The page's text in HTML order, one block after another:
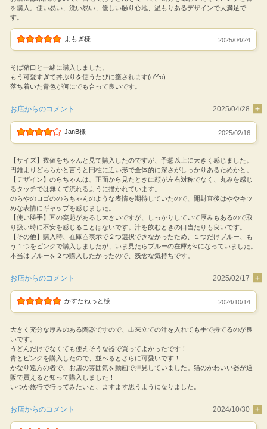
を購入。使い易い、洗い易い、優しい触り心地、温もりあるデザインで大満足で
す。
よもぎ様 2025/04/24
そば猪口と一緒に購入しました。
もう可愛すぎて丼ぶりを使うたびに癒されます(o^^o)
落ち着いた青色が何にでも合って良いです。
お店からのコメント 2025/04/28
JanB様 2025/02/16
【サイズ】数値をちゃんと見て購入したのですが、予想以上に大きく感じました。
円錐よりどちらかと言うと円柱に近い形で全体的に深さがしっかりあるためかと。
【デザイン】のらちゃんは、正面から見たときに顔が左右対称でなく、丸みを感じ
るタッチでは無くて流れるように描かれています。
のらやのロゴののらちゃんのような表情を期待していたので、開封直後はややキツ
めな表情にギャップを感じました。
【使い勝手】耳の突起があるし大きいですが、しっかりしていて厚みもあるので取
り扱い時に不安を感じることはないです。汁を飲むときの口当たりも良いです。
【その他】購入時、在庫△表示で２つ選択できなかったため、１つだけブルー、も
う１つをピンクで購入しましたが、いま見たらブルーの在庫が○になっていました。
本当はブルーを２つ購入したかったので、残念な気持ちです。
お店からのコメント 2025/02/17
かすたねっと様 2024/10/14
大きく充分な厚みのある陶器ですので、出来立ての汁を入れても手で持てるのが良
いです。
うどんだけでなくても使えそうな器で買ってよかったです！
青とピンクを購入したので、並べるとさらに可愛いです！
かなり遠方の者で、お店の雰囲気を動画で拝見していました。猫のかわいい器が通
販で買えると知って購入しました！
いつか旅行で行ってみたいと、ますます思うようになりました。
お店からのコメント 2024/10/30